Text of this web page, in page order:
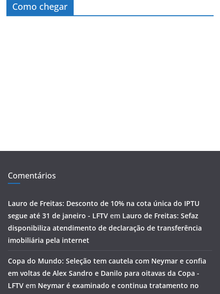
Como chegar
Comentários
Lauro de Freitas: Desconto de 10% na cota única do IPTU
segue até 31 de janeiro - LFTV em Lauro de Freitas: Sefaz
disponibiliza atendimento de declaração de transferência
imobiliária pela internet
Copa do Mundo: Seleção tem cautela com Neymar e confia
em voltas de Alex Sandro e Danilo para oitavas da Copa -
LFTV em Neymar é examinado e continua tratamento no